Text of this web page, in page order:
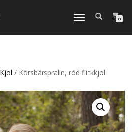
Slå
navigering
0
Kjol / Körsbärspralin, röd flickkjol